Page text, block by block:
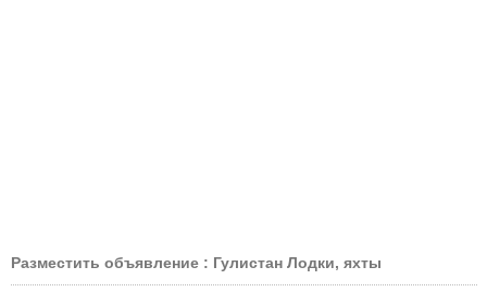
Разместить объявление : Гулистан Лодки, яхты